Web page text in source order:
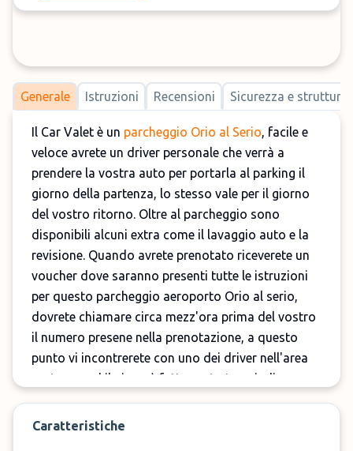
Generale Istruzioni Recensioni Sicurezza e strutture
Il Car Valet è un parcheggio Orio al Serio, facile e
veloce avrete un driver personale che verrà a
prendere la vostra auto per portarla al parking il
giorno della partenza, lo stesso vale per il giorno
del vostro ritorno. Oltre al parcheggio sono
disponibili alcuni extra come il lavaggio auto e la
revisione. Quando avrete prenotato riceverete un
voucher dove saranno presenti tutte le istruzioni
per questo parcheggio aeroporto Orio al serio,
dovrete chiamare circa mezz'ora prima del vostro
il numero presene nella prenotazione, a questo
punto vi incontrerete con uno dei driver nell'area
partenze, ed il gioco è fatto, potrete quindi
Caratteristiche